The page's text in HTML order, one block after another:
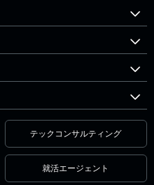
テックコンサルティング
就活エージェント